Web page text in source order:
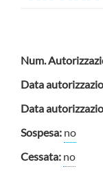
Num.
Data
Data
Sospesa: no
Cessata: no